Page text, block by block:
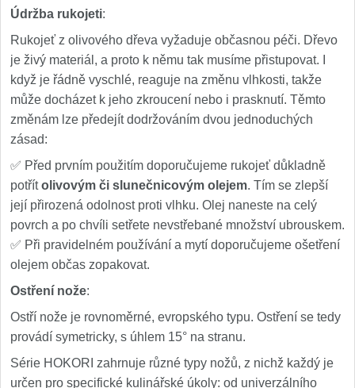
Údržba rukojeti:
Rukojeť z olivového dřeva vyžaduje občasnou péči. Dřevo
je živý materiál, a proto k němu tak musíme přistupovat. I
když je řádně vyschlé, reaguje na změnu vlhkosti, takže
může docházet k jeho zkroucení nebo i prasknutí. Těmto
změnám lze předejít dodržováním dvou jednoduchých
zásad:
✅ Před prvním použitím doporučujeme rukojeť důkladně
potřítolivovým či slunečnicovým olejem. Tím se zlepší
její přirozená odolnost proti vlhku. Olej naneste na celý
povrch a po chvíli setřete nevstřebané množství ubrouskem.
✅ Při pravidelném používání a mytí doporučujeme ošetření
olejem občas zopakovat.
Ostření nože:
Ostří nože je rovnoměrné, evropského typu. Ostření se tedy
provádí symetricky, s úhlem 15° na stranu.
Série HOKORI zahrnuje různé typy nožů, z nichž každý je
určen pro specifické kulinářské úkoly: od univerzálního